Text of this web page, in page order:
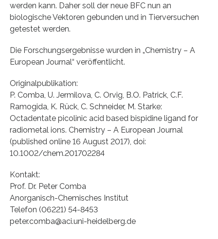
werden kann. Daher soll der neue BFC nun an
biologische Vektoren gebunden und in Tierversuchen
getestet werden.
Die Forschungsergebnisse wurden in „Chemistry – A
European Journal“ veröffentlicht.
Originalpublikation:
P. Comba, U. Jermilova, C. Orvig, B.O. Patrick, C.F.
Ramogida, K. Rück, C. Schneider, M. Starke:
Octadentate picolinic acid based bispidine ligand for
radiometal ions. Chemistry – A European Journal
(published online 16 August 2017), doi:
10.1002/chem.201702284
Kontakt:
Prof. Dr. Peter Comba
Anorganisch-Chemisches Institut
Telefon (06221) 54-8453
peter.comba@aci.uni-heidelberg.de